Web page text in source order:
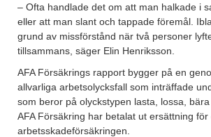
– Ofta handlade det om att man halkade i
eller att man slant och tappade föremål.
grund av missförstånd när två personer
tillsammans, säger Elin Henriksson.
AFA Försäkrings rapport bygger på en
allvarliga arbetsolycksfall som inträffade
som beror på olyckstypen lasta, lossa,
AFA Försäkring har betalat ut ersättning för
arbetsskadeförsäkringen.